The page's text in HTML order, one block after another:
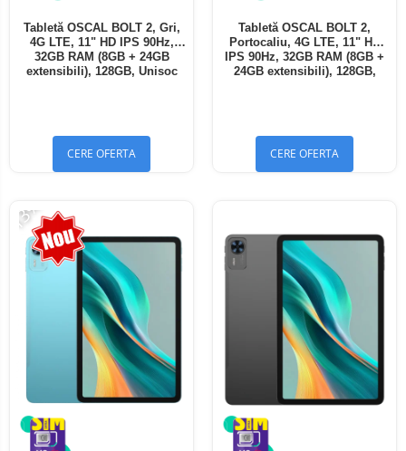
Tabletă OSCAL BOLT 2, Gri,
4G LTE, 11" HD IPS 90Hz,
32GB RAM (8GB + 24GB
extensibili), 128GB, Unisoc
CERE OFERTA
Tabletă OSCAL BOLT 2,
Portocaliu, 4G LTE, 11" HD
IPS 90Hz, 32GB RAM (8GB +
24GB extensibili), 128GB,
CERE OFERTA
-13%